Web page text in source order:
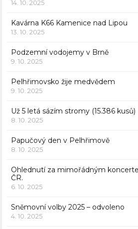
14. 10. 2025
Kavárna K66 Kamenice nad Lipou
13. 10. 2025
Podzemní vodojemy v Brně
9. 10. 2025
Pelhřimovsko žije medvědem
9. 10. 2025
Už 5 letá sázím stromy (15.386 kusů)
8. 10. 2025
Papučový den v Pelhřimově
8. 10. 2025
Ohlednutí za mimořádným
ČR.
6. 10. 2025
Sněmovní volby 2025 – odvoleno
4. 10. 2025